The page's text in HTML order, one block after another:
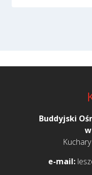
Buddyjski
e-mail: